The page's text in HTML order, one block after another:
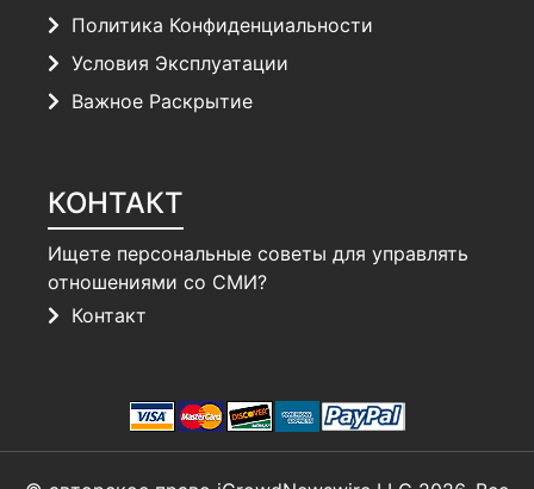
Политика Конфиденциальности
Условия Эксплуатации
Важное Раскрытие
КОНТАКТ
Ищете персональные советы для управлять
отношениями со СМИ?
Контакт